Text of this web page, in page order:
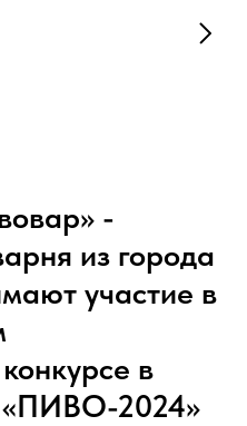
-
из города
участие в
в
2024»